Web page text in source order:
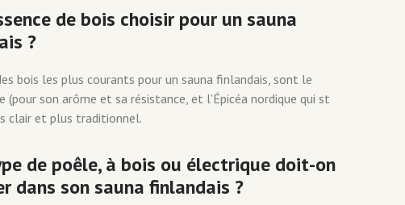
de bois choisir pour un sauna
?
bois les plus courants pour un sauna finlandais, sont le
(pour son arôme et sa résistance, et l'Épicéa nordique qui st
clair et plus traditionnel.
de poêle, à bois ou électrique doit-on
dans son sauna finlandais ?